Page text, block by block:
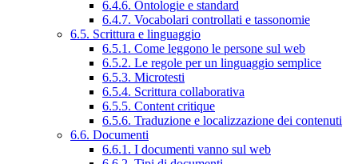
6.4.6. Ontologie e standard
6.4.7. Vocabolari controllati e tassonomie
6.5. Scrittura e linguaggio
6.5.1. Come leggono le persone sul web
6.5.2. Le regole per un linguaggio semplice
6.5.3. Microtesti
6.5.4. Scrittura collaborativa
6.5.5. Content critique
6.5.6. Traduzione e localizzazione dei contenuti
6.6. Documenti
6.6.1. I documenti vanno sul web